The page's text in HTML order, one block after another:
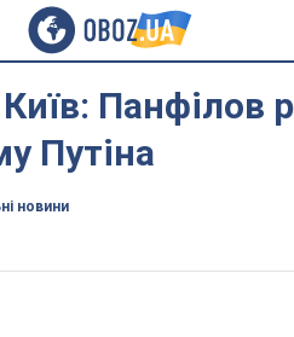
Панфілов
Путіна
новини